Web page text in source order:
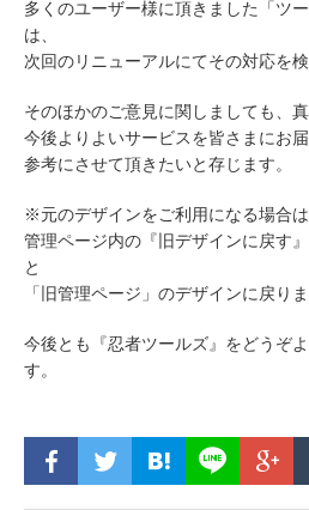
多くのユーザー様に頂きました「ツ
は、
次回のリニューアルにてその対応を
そのほかのご意見に関しましても、真
今後よりよいサービスを皆さまにお届
参考にさせて頂きたいと存じます。
※元のデザインをご利用になる場合は
管理ページ内の『旧デザインに戻す
と
「旧管理ページ」のデザインに戻りま
今後とも『忍者ツールズ』をどうぞ
す。